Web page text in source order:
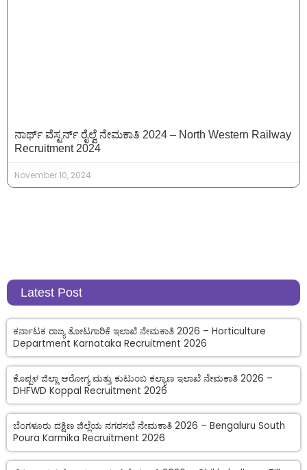
ನಾರ್ಥ್ ವೆಸ್ಟರ್ನ್ ರೈಲ್ವೆ ನೇಮಕಾತಿ 2024 – North Western Railway
Recruitment 2024
November 10, 2024
Latest Post
ಕರ್ನಾಟಕ ರಾಜ್ಯ ತೋಟಗಾರಿಕೆ ಇಲಾಖೆ ನೇಮಕಾತಿ 2026 – Horticulture
Department Karnataka Recruitment 2026
ಕೊಪ್ಪಳ ಜಿಲ್ಲಾ ಆರೋಗ್ಯ ಮತ್ತು ಕುಟುಂಬ ಕಲ್ಯಾಣ ಇಲಾಖೆ ನೇಮಕಾತಿ 2026 –
DHFWD Koppal Recruitment 2026
ಬೆಂಗಳೂರು ದಕ್ಷಿಣ ಜಿಲ್ಲೆಯ ನಗರಸಭೆ ನೇಮಕಾತಿ 2026 – Bengaluru South
Poura Karmika Recruitment 2026